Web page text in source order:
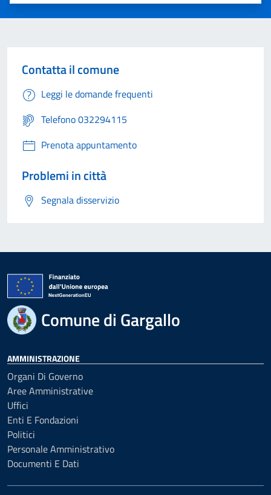
Contatta il comune
Leggi le domande frequenti
Telefono 032294115
Prenota appuntamento
Problemi in città
Segnala disservizio
Comune di Gargallo
AMMINISTRAZIONE
Organi Di Governo
Aree Amministrative
Uffici
Enti E Fondazioni
Politici
Personale Amministrativo
Documenti E Dati